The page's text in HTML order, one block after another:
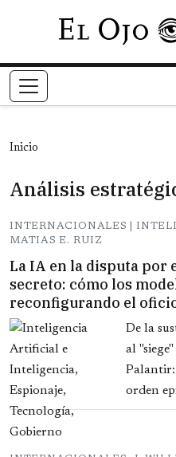
Inicio
Análisis
INTERNACIONALES |
MATIAS E. RUIZ
La IA en la disputa por
secreto: cómo los
reconfigurando el
De la
al
orden